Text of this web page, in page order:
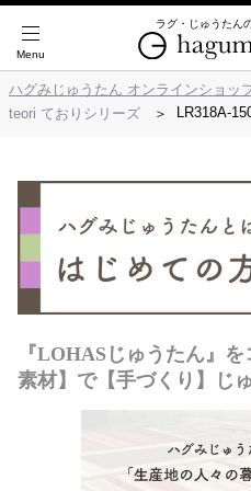
ラグ・じゅうたん
ハグみじゅうたん オンラインショッ
teori ておりシリーズ
LR318A-
『LOHASじゅうたん』
素材】で【手づくり】じ